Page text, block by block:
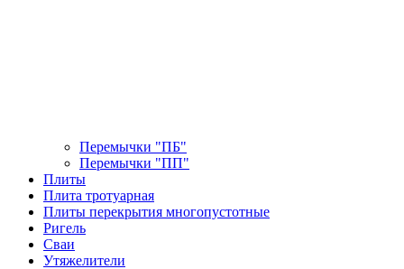
Перемычки "ПБ"
Перемычки "ПП"
Плиты
Плита тротуарная
Плиты перекрытия многопустотные
Ригель
Сваи
Утяжелители